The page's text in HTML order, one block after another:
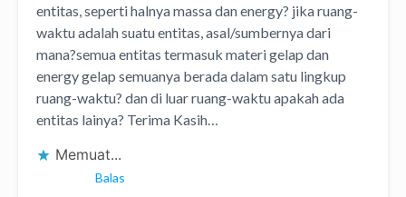
entitas, seperti halnya massa dan energy? jika ruang-
waktu adalah suatu entitas, asal/sumbernya dari
mana?semua entitas termasuk materi gelap dan
energy gelap semuanya berada dalam satu lingkup
ruang-waktu? dan di luar ruang-waktu apakah ada
entitas lainya? Terima Kasih…
Memuat...
Balas